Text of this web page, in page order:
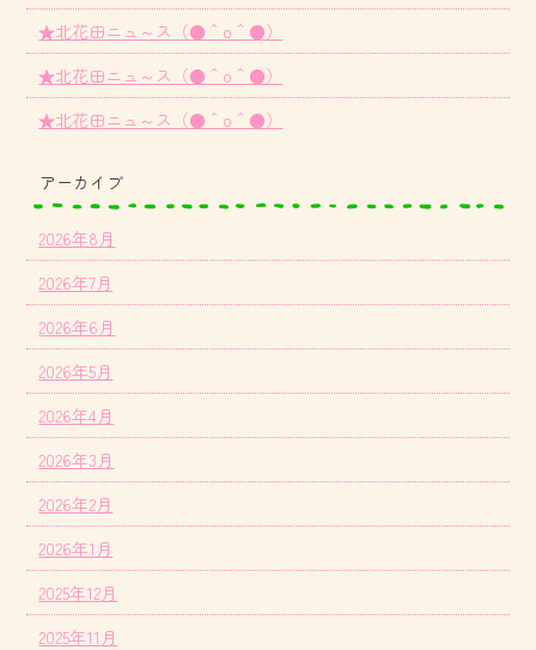
★北花田ニュ～ス（●＾o＾●）
★北花田ニュ～ス（●＾o＾●）
★北花田ニュ～ス（●＾o＾●）
アーカイブ
2026年8月
2026年7月
2026年6月
2026年5月
2026年4月
2026年3月
2026年2月
2026年1月
2025年12月
2025年11月